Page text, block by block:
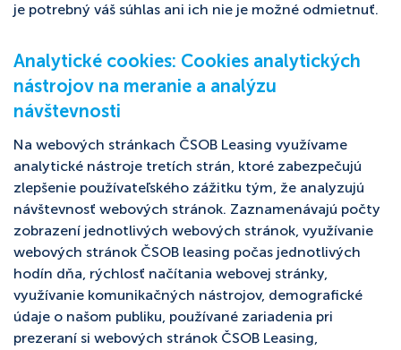
je potrebný váš súhlas ani ich nie je možné odmietnuť.
Analytické cookies: Cookies analytických
nástrojov na meranie a analýzu
návštevnosti
Na webových stránkach ČSOB Leasing využívame
analytické nástroje tretích strán, ktoré zabezpečujú
zlepšenie používateľského zážitku tým, že analyzujú
návštevnosť webových stránok. Zaznamenávajú počty
zobrazení jednotlivých webových stránok, využívanie
webových stránok ČSOB leasing počas jednotlivých
hodín dňa, rýchlosť načítania webovej stránky,
využívanie komunikačných nástrojov, demografické
údaje o našom publiku, používané zariadenia pri
prezeraní si webových stránok ČSOB Leasing,